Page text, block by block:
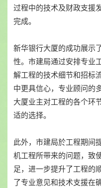
过程中的技术及财政支援
完成。
新华银行大厦的成功展示
性。市建局通过安排专业
解工程的技术细节和招标
中更具信心，专业顾问的
大厦业主对工程的各个环
适的选择。
此外，市建局於工程期间
机工程所带来的问题，致
足，进一步提升了工程的
了专业意见和技术支援在